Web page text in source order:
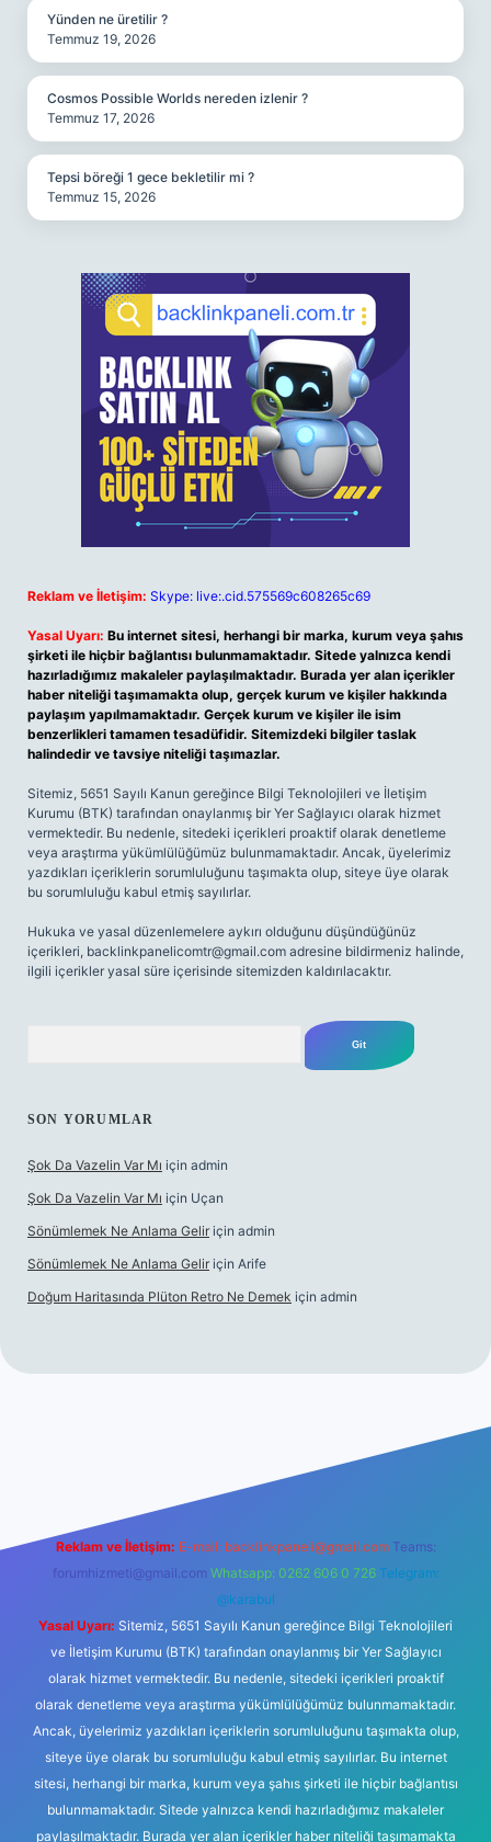
Yünden ne üretilir ?
Temmuz 19, 2026
Cosmos Possible Worlds nereden izlenir ?
Temmuz 17, 2026
Tepsi böreği 1 gece bekletilir mi ?
Temmuz 15, 2026
Reklam ve İletişim: Skype: live:.cid.575569c608265c69
Yasal Uyarı: Bu internet sitesi, herhangi bir marka, kurum veya şahıs
şirketi ile hiçbir bağlantısı bulunmamaktadır. Sitede yalnızca kendi
hazırladığımız makaleler paylaşılmaktadır. Burada yer alan içerikler
haber niteliği taşımamakta olup, gerçek kurum ve kişiler hakkında
paylaşım yapılmamaktadır. Gerçek kurum ve kişiler ile isim
benzerlikleri tamamen tesadüfidir. Sitemizdeki bilgiler taslak
halindedir ve tavsiye niteliği taşımazlar.
Sitemiz, 5651 Sayılı Kanun gereğince Bilgi Teknolojileri ve İletişim
Kurumu (BTK) tarafından onaylanmış bir Yer Sağlayıcı olarak hizmet
vermektedir. Bu nedenle, sitedeki içerikleri proaktif olarak denetleme
veya araştırma yükümlülüğümüz bulunmamaktadır. Ancak, üyelerimiz
yazdıkları içeriklerin sorumluluğunu taşımakta olup, siteye üye olarak
bu sorumluluğu kabul etmiş sayılırlar.
Hukuka ve yasal düzenlemelere aykırı olduğunu düşündüğünüz
içerikleri, backlinkpanelicomtr@gmail.com adresine bildirmeniz halinde,
ilgili içerikler yasal süre içerisinde sitemizden kaldırılacaktır.
SON YORUMLAR
Şok Da Vazelin Var Mı için admin
Şok Da Vazelin Var Mı için Uçan
Sönümlemek Ne Anlama Gelir için admin
Sönümlemek Ne Anlama Gelir için Arife
Doğum Haritasında Plüton Retro Ne Demek için admin
Reklam ve İletişim: E-mail: backlinkpaneli@gmail.com Teams:
forumhizmeti@gmail.com Whatsapp: 0262 606 0 726 Telegram:
@karabul
Yasal Uyarı: Sitemiz, 5651 Sayılı Kanun gereğince Bilgi Teknolojileri
ve İletişim Kurumu (BTK) tarafından onaylanmış bir Yer Sağlayıcı
olarak hizmet vermektedir. Bu nedenle, sitedeki içerikleri proaktif
olarak denetleme veya araştırma yükümlülüğümüz bulunmamaktadır.
Ancak, üyelerimiz yazdıkları içeriklerin sorumluluğunu taşımakta olup,
siteye üye olarak bu sorumluluğu kabul etmiş sayılırlar. Bu internet
sitesi, herhangi bir marka, kurum veya şahıs şirketi ile hiçbir bağlantısı
bulunmamaktadır. Sitede yalnızca kendi hazırladığımız makaleler
paylaşılmaktadır. Burada yer alan içerikler haber niteliği taşımamakta